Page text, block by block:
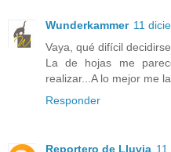
Wunderkammer 11
Vaya, qué difícil
La de hojas me
realizar...A lo mejor me
Responder
Reportero de Lluvia